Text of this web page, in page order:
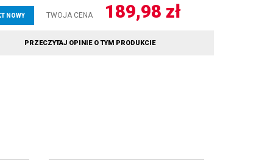
NOWY TWOJA CENA 189,98 zł
PRZECZYTAJ OPINIE O TYM PRODUKCIE